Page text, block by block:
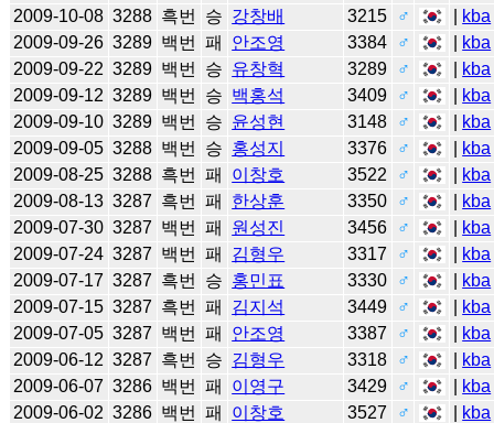
2009-10-08 3288 흑번 승 강창배 3215 ♂ kba
2009-09-26 3289 백번 패 안조영 3384 ♂ kba
2009-09-22 3289 백번 승 유창혁 3289 ♂ kba
2009-09-12 3289 백번 승 백홍석 3409 ♂ kba
2009-09-10 3289 백번 승 윤성현 3148 ♂ kba
2009-09-05 3288 백번 승 홍성지 3376 ♂ kba
2009-08-25 3288 흑번 패 이창호 3522 ♂ kba
2009-08-13 3287 흑번 패 한상훈 3350 ♂ kba
2009-07-30 3287 백번 패 원성진 3456 ♂ kba
2009-07-24 3287 백번 패 김형우 3317 ♂ kba
2009-07-17 3287 흑번 승 홍민표 3330 ♂ kba
2009-07-15 3287 흑번 패 김지석 3449 ♂ kba
2009-07-05 3287 백번 패 안조영 3387 ♂ kba
2009-06-12 3287 흑번 승 김형우 3318 ♂ kba
2009-06-07 3286 백번 패 이영구 3429 ♂ kba
2009-06-02 3286 백번 패 이창호 3527 ♂ kba